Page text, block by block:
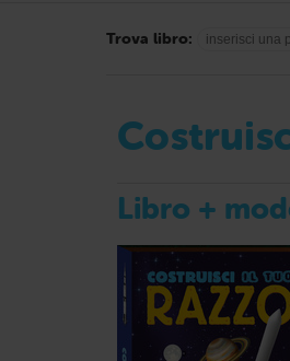
Trova libro:
Libro +